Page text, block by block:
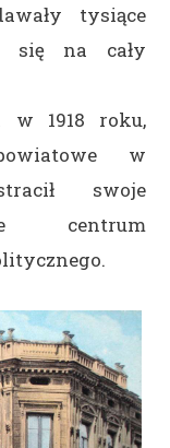
tysiące
się na cały
w 1918 roku,
w
swoje
centrum